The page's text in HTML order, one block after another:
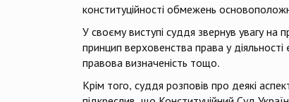
конституційності обмежень
У своєму виступі суддя звернув увагу на
принцип верховенства права у діяльності
правова визначеність тощо.
Крім того, суддя розповів про деякі